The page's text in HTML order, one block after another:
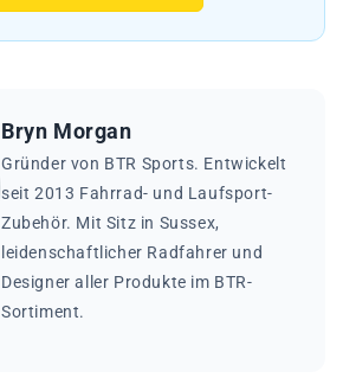
Bryn Morgan
Gründer von BTR Sports. Entwickelt
seit 2013 Fahrrad- und Laufsport-
Zubehör. Mit Sitz in Sussex,
leidenschaftlicher Radfahrer und
Designer aller Produkte im BTR-
Sortiment.